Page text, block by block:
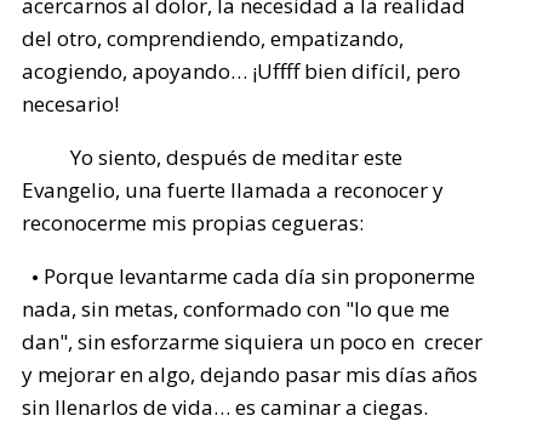
del otro, comprendiendo, empatizando,
acogiendo, apoyando… ¡Uffff bien difícil, pero
necesario!
Yo siento, después de meditar este
Evangelio, una fuerte llamada a reconocer y
reconocerme mis propias cegueras:
• Porque levantarme cada día sin proponerme
nada, sin metas, conformado con "lo que me
dan", sin esforzarme siquiera un poco en crecer
y mejorar en algo, dejando pasar mis días años
sin llenarlos de vida… es caminar a ciegas.